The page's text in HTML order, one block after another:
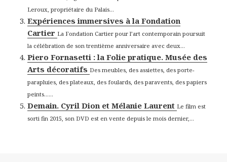
Leroux, propriétaire du Palais...
Expériences immersives à la Fondation
Cartier La Fondation Cartier pour l’art contemporain poursuit
la célébration de son trentième anniversaire avec deux...
Piero Fornasetti : la Folie pratique. Musée des
Arts décoratifs Des meubles, des assiettes, des porte-
parapluies, des plateaux, des foulards, des paravents, des papiers
peints…...
Demain. Cyril Dion et Mélanie Laurent Le film est
sorti fin 2015, son DVD est en vente depuis le mois dernier,...